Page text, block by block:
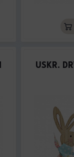
USKR.